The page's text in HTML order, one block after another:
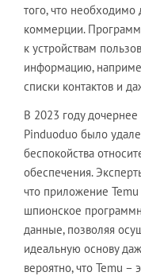
того, что
коммерции.
к устройствам
информацию,
списки контактов и
В 2023 году
Pinduoduo было
беспокойства
обеспечения.
что приложение
шпионское
данные, позволяя
идеальную основу
вероятно, что Temu –